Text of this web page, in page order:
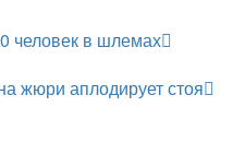
человек в шлемах
жюри аплодирует стоя